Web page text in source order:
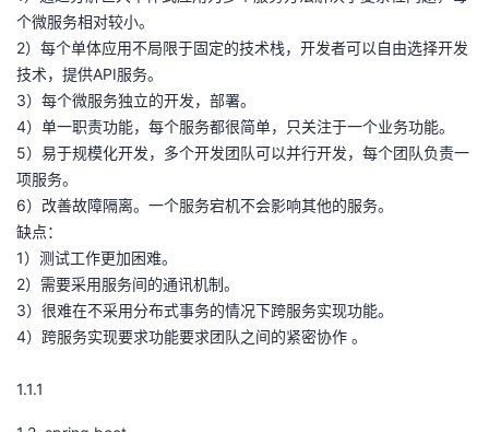
坛
圈
子
的
直
播
我
的
活
动
我
的
关
注
我
的
开
发
者
学
我
的
Programs
我
的
支
持
个微服务相对较小。
2）每个单体应用不局限于固定的技术栈，开发者可以自由选择开发
技术，提供API服务。
3）每个微服务独立的开发，部署。
4）单一职责功能，每个服务都很简单，只关注于一个业务功能。
5）易于规模化开发，多个开发团队可以并行开发，每个团队负责一
项服务。
6）改善故障隔离。一个服务宕机不会影响其他的服务。
缺点：
1）测试工作更加困难。
2）需要采用服务间的通讯机制。
3）很难在不采用分布式事务的情况下跨服务实现功能。
4）跨服务实现要求功能要求团队之间的紧密协作 。
1.1.1